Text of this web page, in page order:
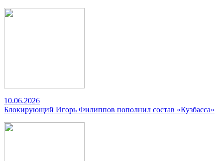
10.06.2026
Блокирующий Игорь Филиппов пополнил состав «Кузбасса»